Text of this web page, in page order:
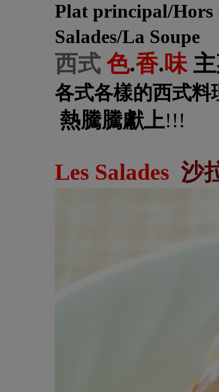
Plat principal/Hors
Salades/La Soupe
西式 色.香.味
各式各樣的西式
熱騰騰獻上!!!
Les Salades 沙